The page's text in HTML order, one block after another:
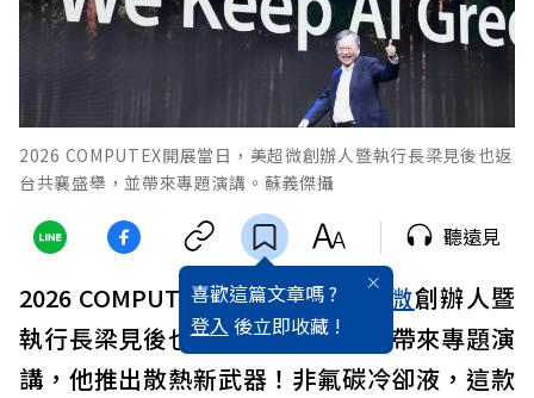
2026 COMPUTEX開展當日，美超微創辦人暨執行長梁見後也返
台共襄盛舉，並帶來專題演講。蘇義傑攝
喜歡這篇文章嗎 ?
登入 後立即收藏 !
聽遠見
2026 COMPUTEX開展當日， 美超微創辦人暨
執行長梁見後也返台共襄盛舉，並帶來專題演
講，他推出散熱新武器！非氟碳冷卻液，這款